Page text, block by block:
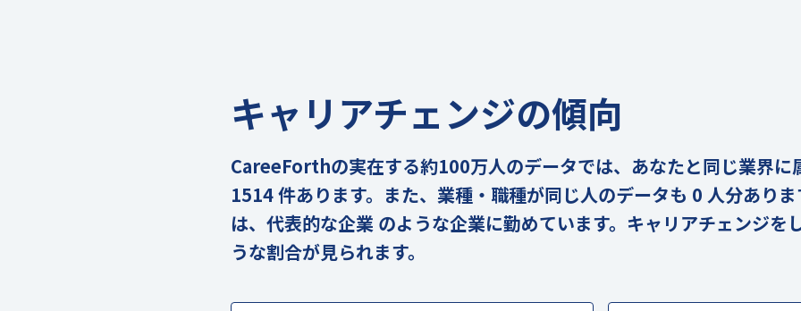
キャリアチェンジの傾向
CareeForthの実在する約100万人のデータでは、あなたと同じ業界に
1514 件あります。また、業種・職種が同じ人のデータも 0 人分あり
は、代表的な企業 のような企業に勤めています。キャリアチェンジを
うな割合が見られます。